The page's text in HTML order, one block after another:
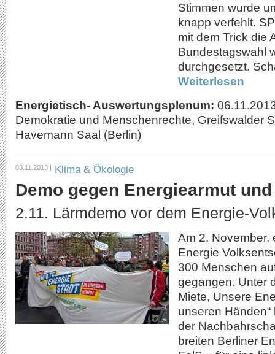
Stimmen wurde
knapp verfehlt.
mit dem Trick die
Bundestagswahl
durchgesetzt.
Weiterlesen
Energietisch- Auswertungsplenum:
Demokratie und Menschenrechte, Greifswalder
Havemann Saal (Berlin)
03.11.2013 | Klima & Ökologie
Demo gegen Energiearmut
2.11. Lärmdemo vor dem Energie-
Am 2. November,
Energie
300 Menschen
gegangen. Unter
Miete, Unsere
unseren
der
breiten Berliner